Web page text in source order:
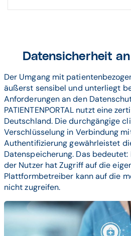
Datensicherheit
Der Umgang mit
äußerst sensibel und unterliegt
Anforderungen an den
PATIENTENPORTAL nutzt eine
Deutschland. Die durchgängige
Verschlüsselung in Verbindung
Authentifizierung gewährleistet
Datenspeicherung. Das bedeutet:
der Nutzer hat Zugriff auf die
Plattformbetreiber kann auf die
nicht zugreifen.